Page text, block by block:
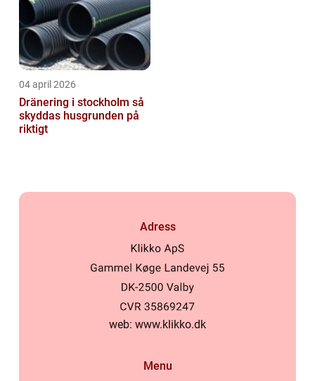
04 april 2026
Dränering i stockholm så
skyddas husgrunden på
riktigt
Adress
web: www.klikko.dk
Menu